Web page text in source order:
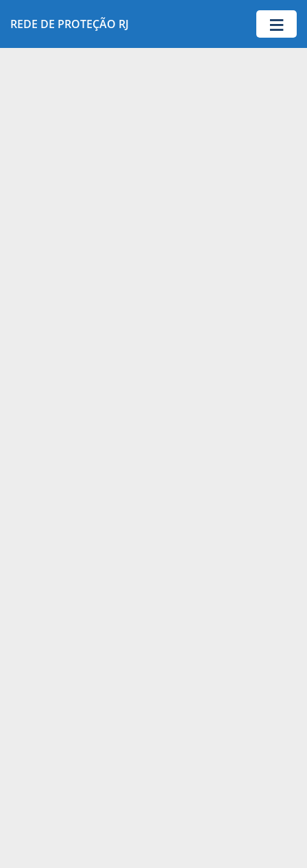
REDE DE PROTEÇÃO RJ ≡